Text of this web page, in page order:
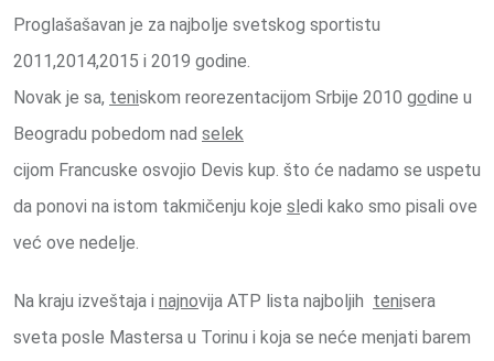
Proglašašavan je za najbolje svetskog sportistu
2011,2014,2015 i 2019 godine.
Novak je sa, teniskom reorezentacijom Srbije 2010 godine u
Beogradu pobedom nad selek
cijom Francuske osvojio Devis kup. što će nadamo se uspetu
da ponovi na istom takmičenju koje sledi kako smo pisali ove
već ove nedelje.
Na kraju izveštaja i najnovija ATP lista najboljih tenisera
sveta posle Mastersa u Torinu i koja se neće menjati barem